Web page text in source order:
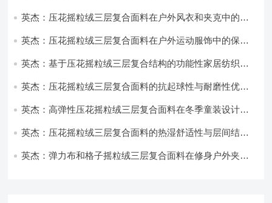
英杰：压花摇粒绒三层复合面料在户外风衣和夹克中的应
英杰：压花摇粒绒三层复合面料在户外运动服饰中的保暖
英杰：基于压花摇粒绒三层复合结构的功能性家居纺织品
英杰：压花摇粒绒三层复合面料的抗起球性与耐磨性优化
英杰：高弹性压花摇粒绒三层复合面料在冬季童装设计中
英杰：压花摇粒绒三层复合面料的热湿舒适性与层间结合
英杰：弹力布和格子摇粒绒三层复合面料在修身户外夹克